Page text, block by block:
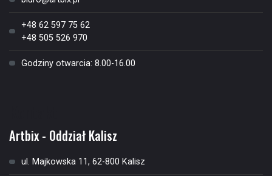
+48 62 597 75 62
+48 505 526 970
Godziny otwarcia: 8.00-16.00
Artbix - Oddział Kalisz
ul. Majkowska 11, 62-800 Kalisz